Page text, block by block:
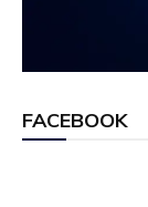
FACEBOOK